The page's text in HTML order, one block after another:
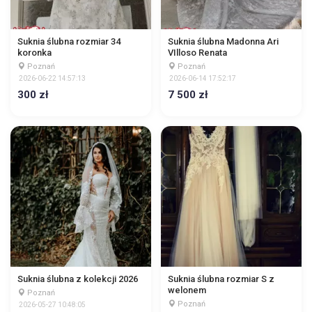
Suknia ślubna rozmiar 34
koronka
Poznań
2026-06-22 14:57:13
300 zł
Suknia ślubna Madonna Ari
VIlloso Renata
Poznań
2026-06-14 17:52:17
7 500 zł
Suknia ślubna z kolekcji 2026
Poznań
2026-05-27 10:48:05
Suknia ślubna rozmiar S z
welonem
Poznań